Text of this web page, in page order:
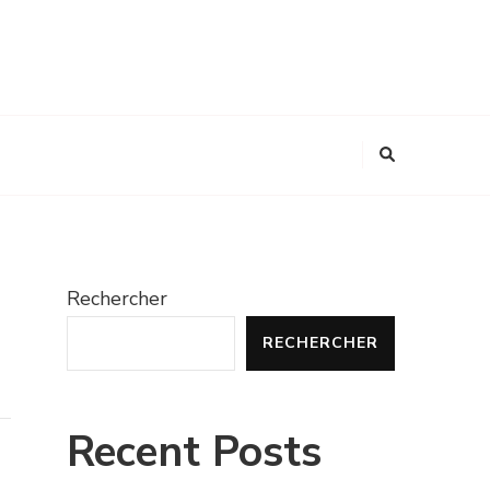
Rechercher
RECHERCHER
Recent Posts